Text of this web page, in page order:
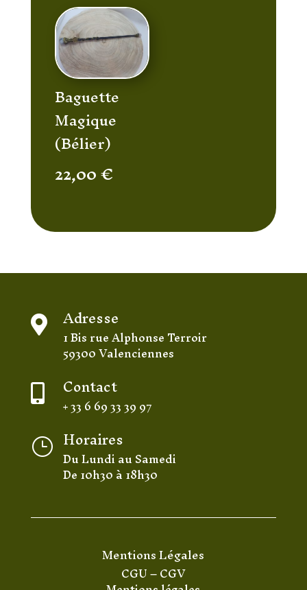
Baguette
Magique
(Bélier)
22,00€
 Adresse
1 Bis rue Alphonse Terroir
59300 Valenciennes
 Contact
+ 33 6 69 33 39 97
} Horaires
Du Lundi au Samedi
De 10h30 à 18h30
Mentions Légales
CGU–CGV